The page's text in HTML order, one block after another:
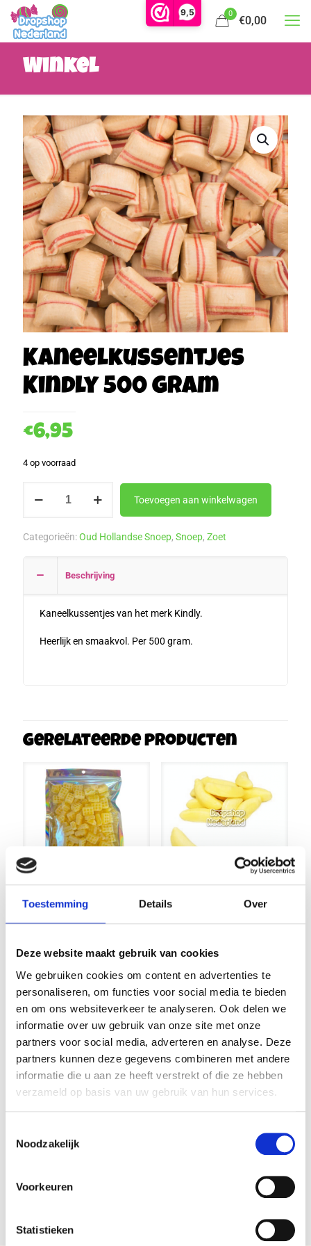
9,5
Toestemming Details Over
Deze website maakt gebruik van cookies
We gebruiken cookies om content en advertenties te
personaliseren, om functies voor social media te bieden
en om ons websiteverkeer te analyseren. Ook delen we
informatie over uw gebruik van onze site met onze
partners voor social media, adverteren en analyse. Deze
partners kunnen deze gegevens combineren met andere
informatie die u aan ze heeft verstrekt of die ze hebben
verzameld op basis van uw gebruik van hun services.
Noodzakelijk
Voorkeuren
Statistieken
0
€0,00
Winkel
Kaneelkussentjes
Kindly 500 gram
€6,95
4 op voorraad
gram
Toevoegen aan winkelwagen
Categorieën:Oud Hollandse Snoep, Snoep, Zoet
Beschrijving
Kaneelkussentjes van het merk Kindly.
Heerlijk en smaakvol. Per 500 gram.
Gerelateerde producten
Boterwafeltjes
Holland
gram
€6,95
Banaantjes
Schuttelaar
Zwart Wit
Van Vliet